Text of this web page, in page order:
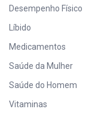
Desempenho Físico
Líbido
Medicamentos
Saúde da Mulher
Saúde do Homem
Vitaminas